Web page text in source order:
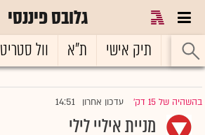
גלובס פיננסי
ראשי תיק אישי ת"א וול סטריט
בהשהיה של 15 דק' |עדכון אחרון 14:51
מניית איליי לילי